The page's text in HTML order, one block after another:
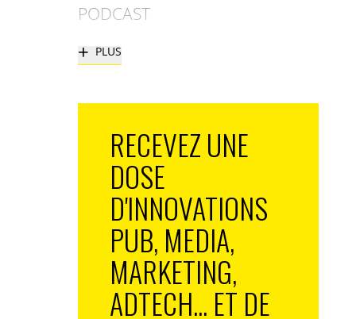
PODCAST
+ PLUS
RECEVEZ UNE
DOSE
D'INNOVATIONS
PUB, MEDIA,
MARKETING,
ADTECH... ET DE